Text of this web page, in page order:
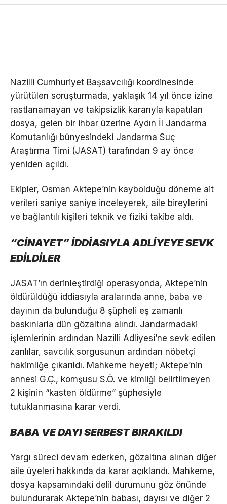
Nazilli Cumhuriyet Başsavcılığı koordinesinde
yürütülen soruşturmada, yaklaşık 14 yıl önce izine
rastlanamayan ve takipsizlik kararıyla kapatılan
dosya, gelen bir ihbar üzerine Aydın İl Jandarma
Komutanlığı bünyesindeki Jandarma Suç
Araştırma Timi (JASAT) tarafından 9 ay önce
yeniden açıldı.
Ekipler, Osman Aktepe’nin kaybolduğu döneme ait
verileri saniye saniye inceleyerek, aile bireylerini
ve bağlantılı kişileri teknik ve fiziki takibe aldı.
“CİNAYET” İDDİASIYLA ADLİYEYE SEVK
EDİLDİLER
JASAT’ın derinleştirdiği operasyonda, Aktepe’nin
öldürüldüğü iddiasıyla aralarında anne, baba ve
dayının da bulunduğu 8 şüpheli eş zamanlı
baskınlarla dün gözaltına alındı. Jandarmadaki
işlemlerinin ardından Nazilli Adliyesi’ne sevk edilen
zanlılar, savcılık sorgusunun ardından nöbetçi
hakimliğe çıkarıldı. Mahkeme heyeti; Aktepe’nin
annesi G.Ç., komşusu S.Ö. ve kimliği belirtilmeyen
2 kişinin “kasten öldürme” şüphesiyle
tutuklanmasına karar verdi.
BABA VE DAYI SERBEST BIRAKILDI
Yargı süreci devam ederken, gözaltına alınan diğer
aile üyeleri hakkında da karar açıklandı. Mahkeme,
dosya kapsamındaki delil durumunu göz önünde
bulundurarak Aktepe’nin babası, dayısı ve diğer 2